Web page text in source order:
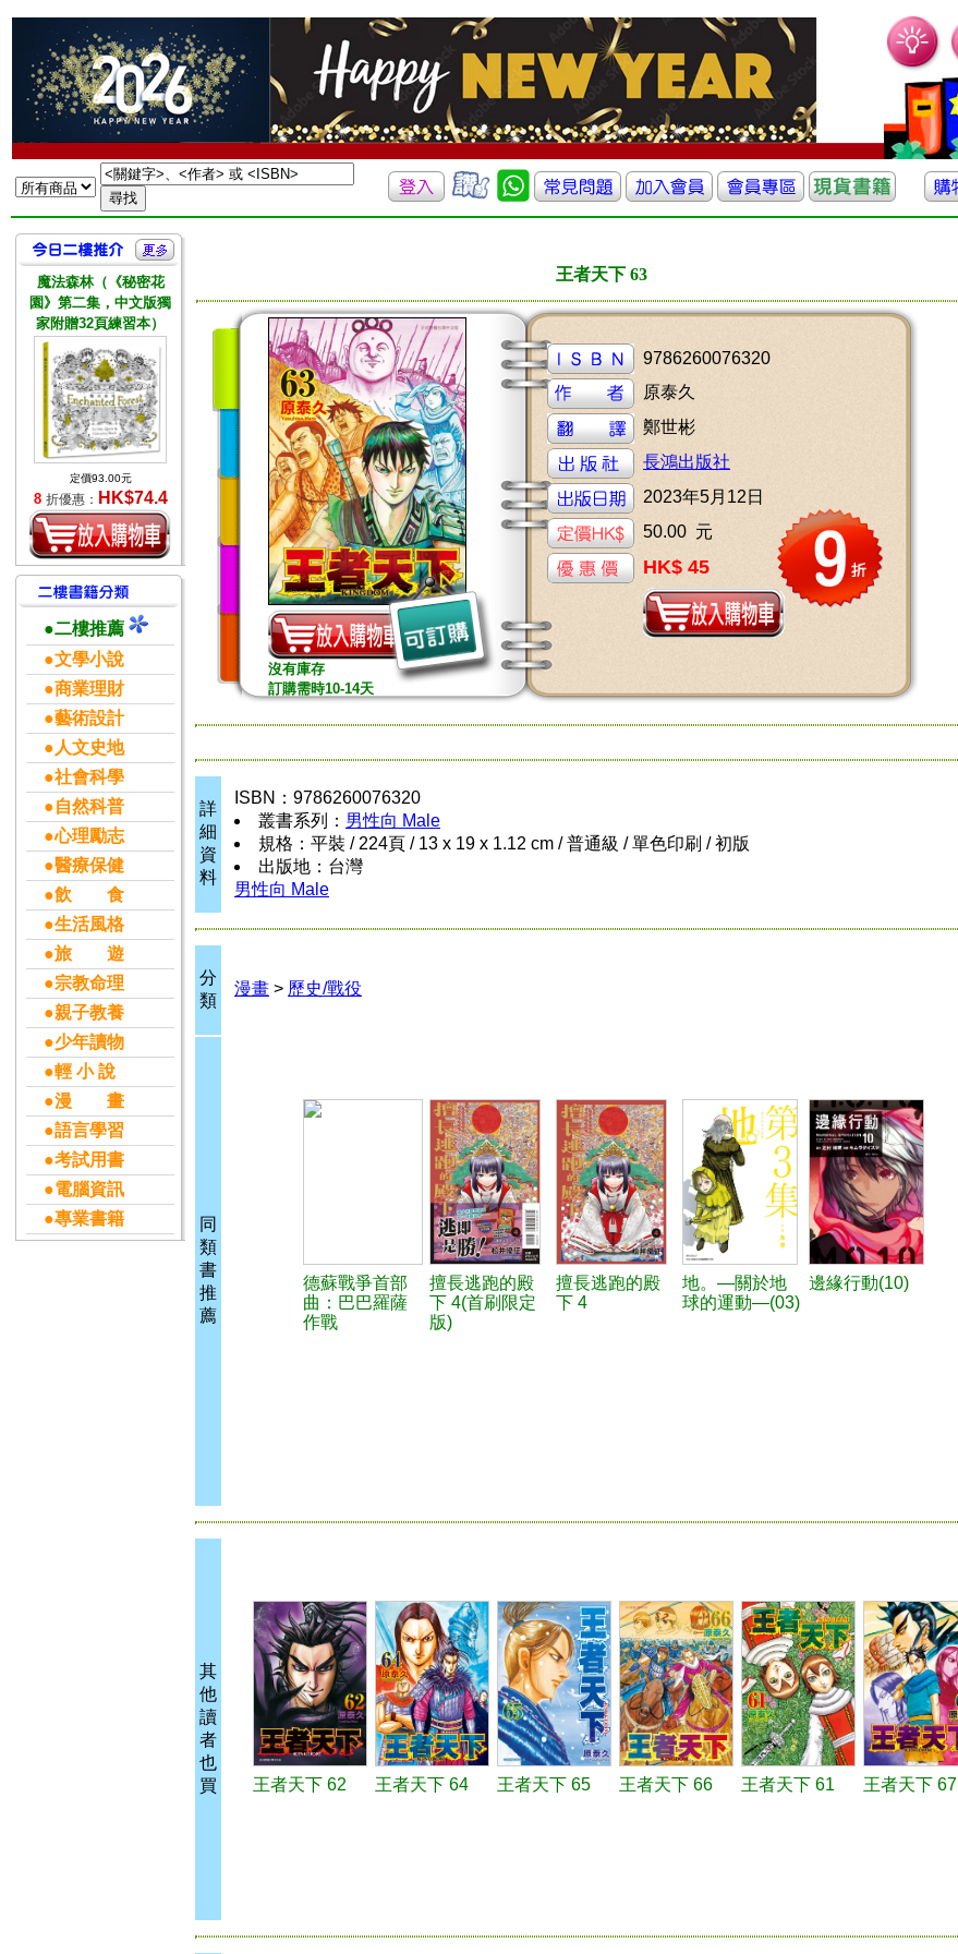
魔法森林（《秘密花
園》第二集，中文版獨
家附贈32頁練習本）
定價93.00元
8 折優惠： HK$74.4
●二樓推薦
●文學小說
●商業理財
●藝術設計
●人文史地
●社會科學
●自然科普
●心理勵志
●醫療保健
●飲 食
●生活風格
●旅 遊
●宗教命理
●親子教養
●少年讀物
●輕 小 說
●漫 畫
●語言學習
●考試用書
●電腦資訊
●專業書籍
王者天下 63
沒有庫存
訂購需時10-14天
9786260076320
原泰久
鄭世彬
長鴻出版社
2023年5月12日
50.00 元
HK$ 45
詳
細
資
料
ISBN：9786260076320
叢書系列： 男性向 Male
規格：平裝 / 224頁 / 13 x 19 x 1.12 cm / 普通級 / 單色印刷 / 初版
出版地：台灣
男性向 Male
分
類
漫畫 > 歷史/戰役
同
類
書
推
薦
德蘇戰爭首部
曲：巴巴羅薩
作戰
擅長逃跑的殿
下 4(首刷限定
版)
擅長逃跑的殿
下 4
地。—關於地
球的運動—(03)
邊緣行動(10)
其
他
讀
者
也
買
王者天下 62 王者天下 64 王者天下 65 王者天下 66 王者天下 61 王者天下 67